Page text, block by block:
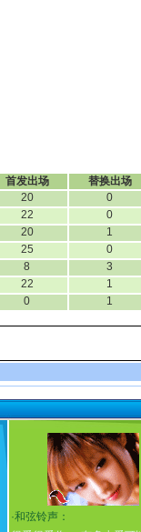
首发出场
替换出场
20
0
22
0
20
1
25
0
8
3
22
1
0 1
·和弦铃声：